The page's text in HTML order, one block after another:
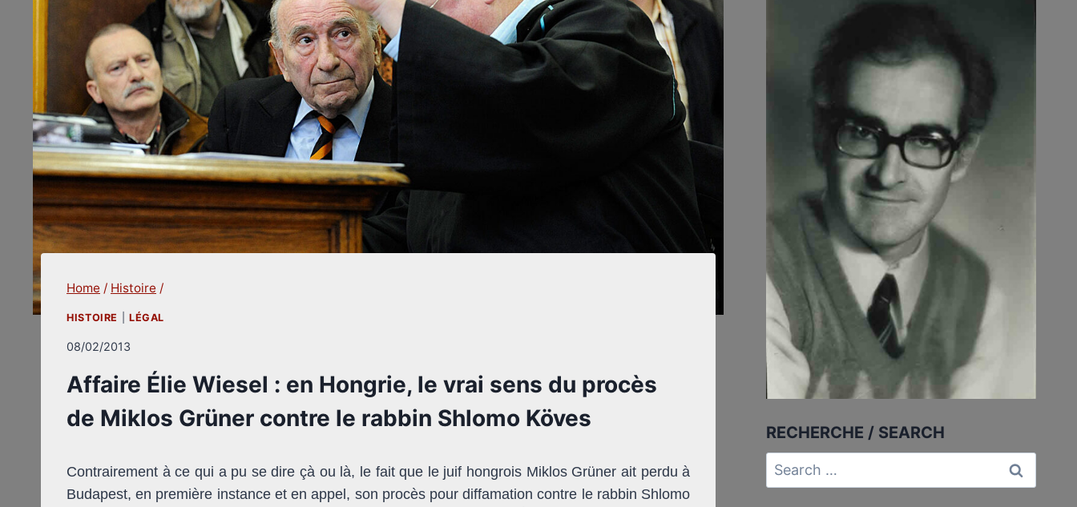
Home / Histoire /
HISTOIRE LÉGAL
08/02/2013
Affaire Élie Wiesel : en Hongrie, le vrai sens du procès
de Miklos Grüner contre le rabbin Shlomo Köves
Contrairement à ce qui a pu se dire çà ou là, le fait que le juif hongrois Miklos Grüner ait perdu à
Budapest, en première instance et en appel, son procès pour diffamation contre le rabbin Shlomo
RECHERCHE / SEARCH
Search
for: